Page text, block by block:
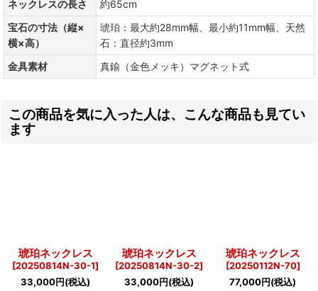
ネックレスの長さ
約65cm
宝石の寸法（縦×
横×高）
琥珀：最大約28mm幅、最小約11mm幅、天然
石：直径約3mm
金具素材
真鍮（金色メッキ）マグネット式
この商品を気に入った人は、こんな商品も見てい
ます
琥珀ネックレス
[20250814N-30-1]
33,000円(税込)
琥珀ネックレス
[20250814N-30-2]
33,000円(税込)
琥珀ネックレス
[20250112N-70]
77,000円(税込)